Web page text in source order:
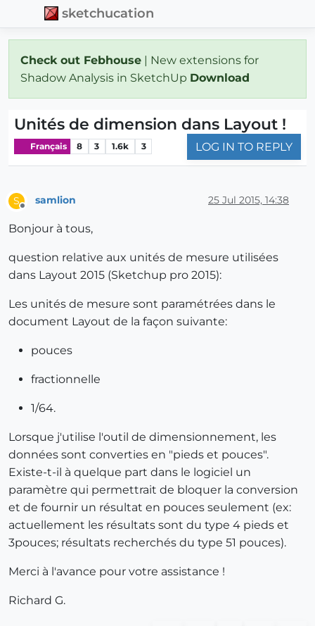
sketchucation
Check out Febhouse | New extensions for
Shadow Analysis in SketchUp Download
Unités de dimension dans Layout !
Français 8 3 1.6k 3 LOG IN TO REPLY
S samlion 25 Jul 2015, 14:38
Bonjour à tous,
question relative aux unités de mesure utilisées
dans Layout 2015 (Sketchup pro 2015):
Les unités de mesure sont paramétrées dans le
document Layout de la façon suivante:
pouces
fractionnelle
1/64.
Lorsque j'utilise l'outil de dimensionnement, les
données sont converties en "pieds et pouces".
Existe-t-il à quelque part dans le logiciel un
paramètre qui permettrait de bloquer la conversion
et de fournir un résultat en pouces seulement (ex:
actuellement les résultats sont du type 4 pieds et
3pouces; résultats recherchés du type 51 pouces).
Merci à l'avance pour votre assistance !
Richard G.